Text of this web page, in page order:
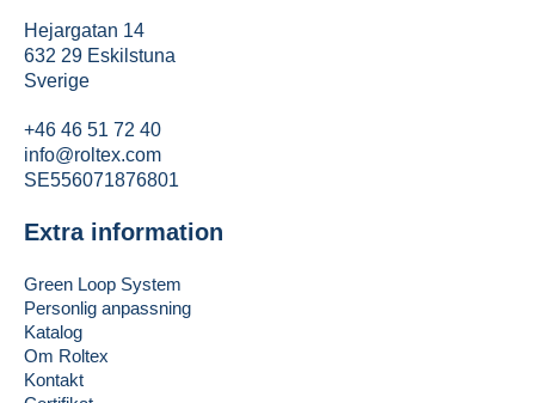
Hejargatan 14
632 29 Eskilstuna
Sverige
+46 46 51 72 40
info@roltex.com
SE556071876801
Extra information
Green Loop System
Personlig anpassning
Katalog
Om Roltex
Kontakt